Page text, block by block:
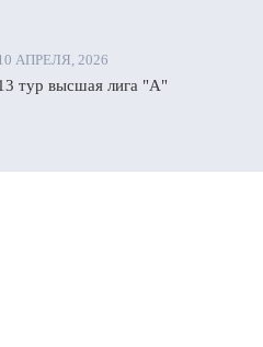
АПРЕЛЯ, 2026
тур высшая лига "А"